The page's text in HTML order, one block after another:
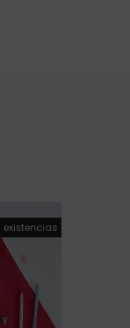
existencias